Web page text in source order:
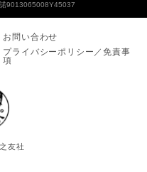
9013065008Y45037
お問い合わせ
プライバシーポリシー／免責事
項
友社